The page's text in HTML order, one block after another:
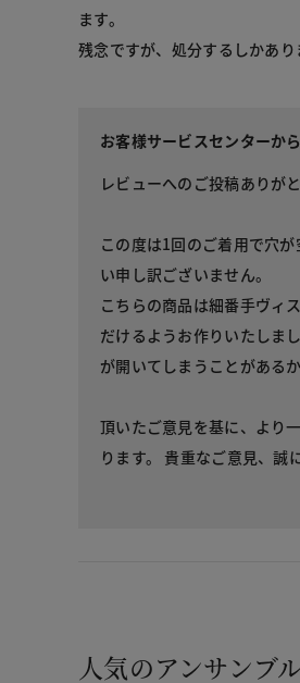
ます。
残念ですが、処分するしかあり
お客様サービスセンターか
レビューへのご投稿ありが
この度は1回のご着用で穴
い申し訳ございません。
こちらの商品は細番手ヴィ
だけるようお作りいたしま
が開いてしまうことがある
頂いたご意見を基に、より
ります。 貴重なご意見、誠
人気のアンサンブ